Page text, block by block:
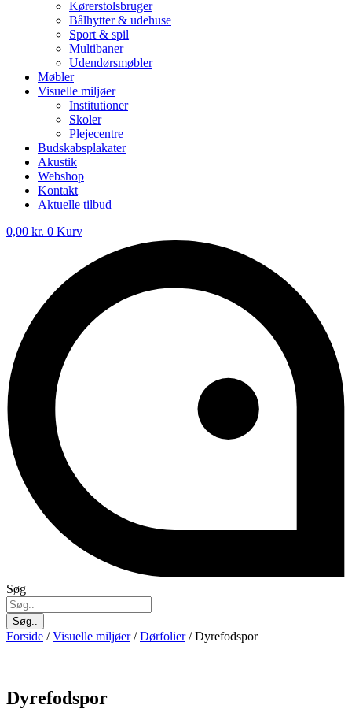
Kørerstolsbruger
Bålhytter & udehuse
Sport & spil
Multibaner
Udendørsmøbler
Møbler
Visuelle miljøer
Institutioner
Skoler
Plejecentre
Budskabsplakater
Akustik
Webshop
Kontakt
Aktuelle tilbud
0,00 kr. 0 Kurv
Søg
Søg..
Forside /Visuelle miljøer/Dørfolier/ Dyrefodspor
Dyrefodspor